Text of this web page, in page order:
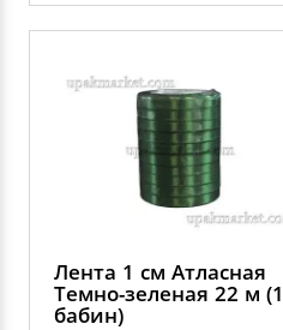
Лента 1 см Атласная
Темно-зеленая 22 м
бабин)